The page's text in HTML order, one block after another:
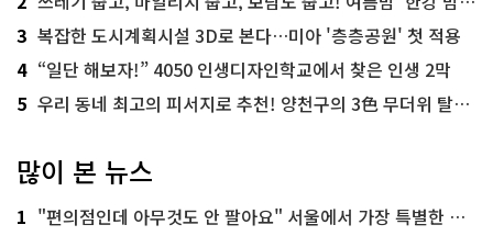
3 복잡한 도시계획시설 3D로 본다…미아 '층층공원' 첫 적용
4 “일단 해보자!” 4050 인생디자인학교에서 찾은 인생 2막
5 우리 동네 최고의 피서지로 추천! 양천구의 3色 무더위 탈출 명소
많이 본 뉴스
1 "편의점인데 아무것도 안 팔아요" 서울에서 가장 특별한 편의점의 정체